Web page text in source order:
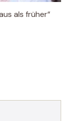
als früher“